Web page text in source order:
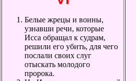
Белые жрецы и воины,
узнавши речи, которые
Исса обращал к судрам,
решили его убить, для чего
послали своих слуг
отыскать молодого
пророка.